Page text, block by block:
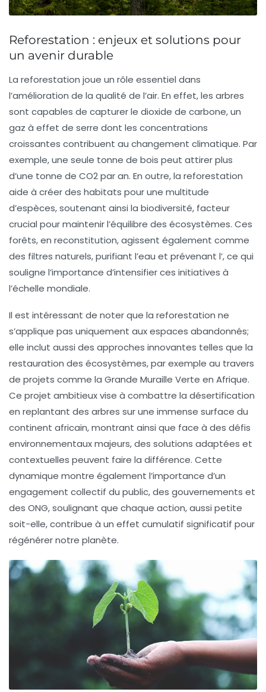
Reforestation : enjeux et solutions pour
un avenir durable
La reforestation joue un rôle essentiel dans
l’amélioration de la qualité de l’air. En effet, les arbres
sont capables de capturer le dioxide de carbone, un
gaz à effet de serre dont les concentrations
croissantes contribuent au changement climatique. Par
exemple, une seule tonne de bois peut attirer plus
d’une tonne de CO2 par an. En outre, la reforestation
aide à créer des habitats pour une multitude
d’espèces, soutenant ainsi la biodiversité, facteur
crucial pour maintenir l’équilibre des écosystèmes. Ces
forêts, en reconstitution, agissent également comme
des filtres naturels, purifiant l’eau et prévenant l’, ce qui
souligne l’importance d’intensifier ces initiatives à
l’échelle mondiale.
Il est intéressant de noter que la reforestation ne
s’applique pas uniquement aux espaces abandonnés;
elle inclut aussi des approches innovantes telles que la
restauration des écosystèmes, par exemple au travers
de projets comme la Grande Muraille Verte en Afrique.
Ce projet ambitieux vise à combattre la désertification
en replantant des arbres sur une immense surface du
continent africain, montrant ainsi que face à des défis
environnementaux majeurs, des solutions adaptées et
contextuelles peuvent faire la différence. Cette
dynamique montre également l’importance d’un
engagement collectif du public, des gouvernements et
des ONG, soulignant que chaque action, aussi petite
soit-elle, contribue à un effet cumulatif significatif pour
régénérer notre planète.